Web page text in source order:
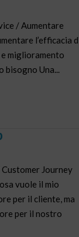
/ Aumentare
l’efficacia
miglioramento
Una...
Journey
vuole il mio
per il cliente, ma
per il nostro